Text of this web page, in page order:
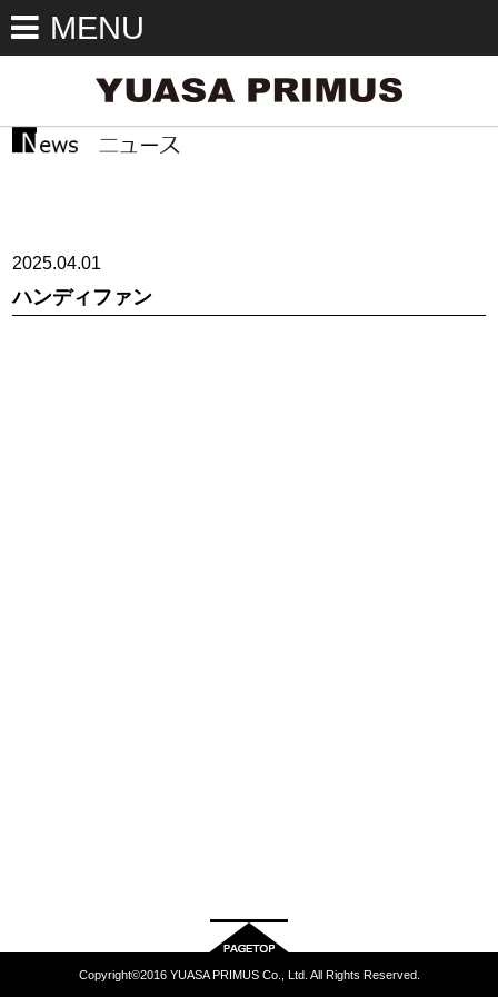
MENU
2025.04.01
ハンディファン
Copyright©2016 YUASA PRIMUS Co., Ltd. All Rights Reserved.